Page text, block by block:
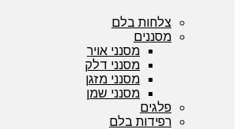
צלחות בלם
מסננים
מסנני אויר
מסנני דלק
מסנני מזגן
מסנני שמן
פלגים
רפידות בלם